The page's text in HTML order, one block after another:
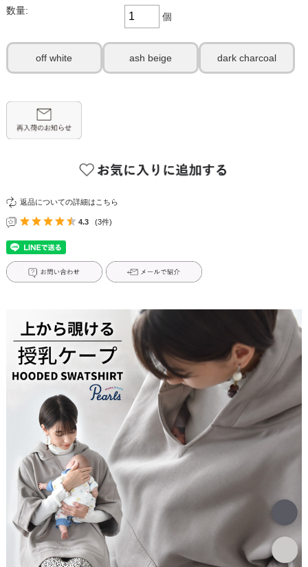
数量:
個
off white ash beige dark charcoal
返品についての詳細はこちら
4.3 (3件)